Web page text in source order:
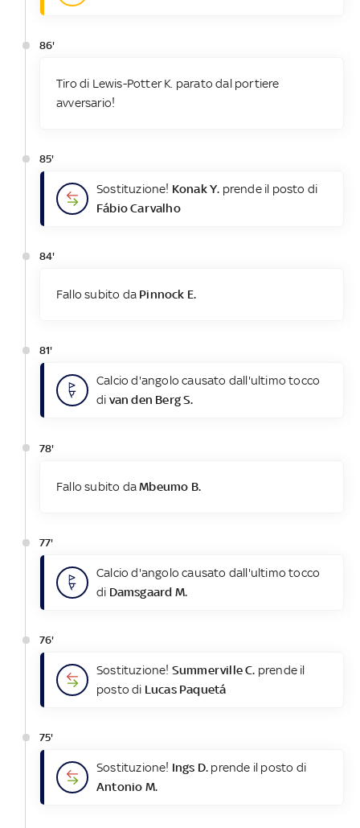
86'
Tiro di Lewis-Potter K. parato dal portiere
avversario!
85'
Sostituzione! Konak Y. prende il posto di
Fábio Carvalho
84'
Fallo subito da Pinnock E.
81'
Calcio d'angolo causato dall'ultimo tocco
di van den Berg S.
78'
Fallo subito daMbeumo B.
77'
Calcio d'angolo causato dall'ultimo tocco
di Damsgaard M.
76'
Sostituzione! Summerville C. prende il
posto di Lucas Paquetá
75'
Sostituzione! Ings D. prende il posto di
Antonio M.